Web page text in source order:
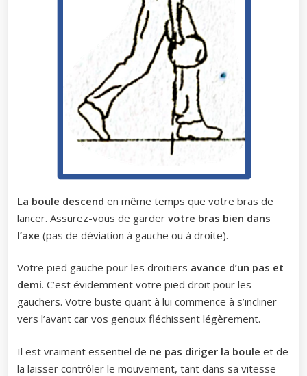
La boule descend en même temps que votre bras de
lancer. Assurez-vous de garder votre bras bien dans
l’axe (pas de déviation à gauche ou à droite).
Votre pied gauche pour les droitiers avance d’un pas et
demi. C’est évidemment votre pied droit pour les
gauchers. Votre buste quant à lui commence à s’incliner
vers l’avant car vos genoux fléchissent légèrement.
Il est vraiment essentiel de ne pas diriger la boule et de
la laisser contrôler le mouvement, tant dans sa vitesse